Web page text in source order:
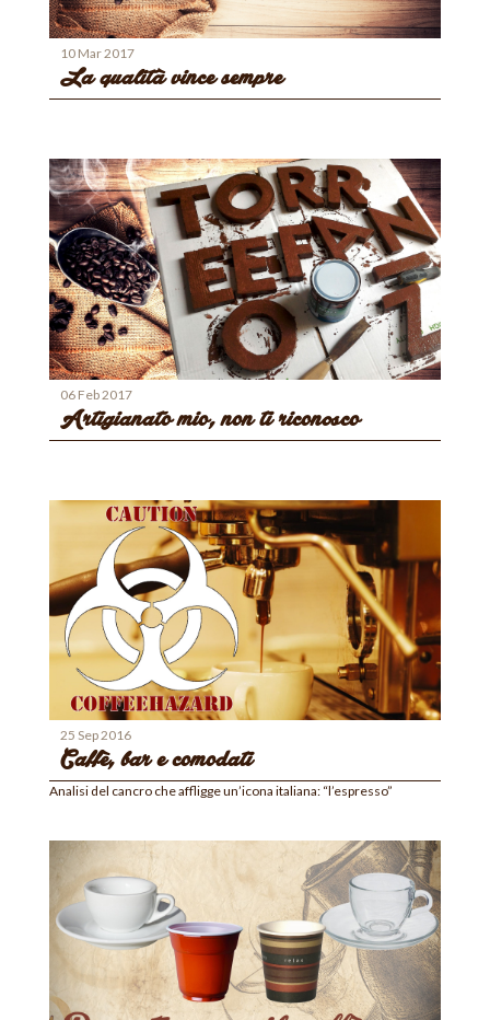
10 Mar 2017
La qualità vince sempre
06 Feb 2017
Artigianato mio, non ti riconosco
25 Sep 2016
Caffè, bar e comodati
Analisi del cancro che affligge un’icona italiana: “l’espresso”